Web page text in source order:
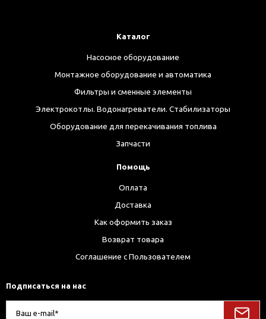
Каталог
Насосное оборудование
Монтажное оборудование и автоматика
Фильтры и сменные элементы
Электрокотлы. Водонагреватели. Стабилизаторы
Оборудование для перекачивания топлива
Запчасти
Помощь
Оплата
Доставка
Как оформить заказ
Возврат товара
Соглашение с Пользователем
Подписаться на нас